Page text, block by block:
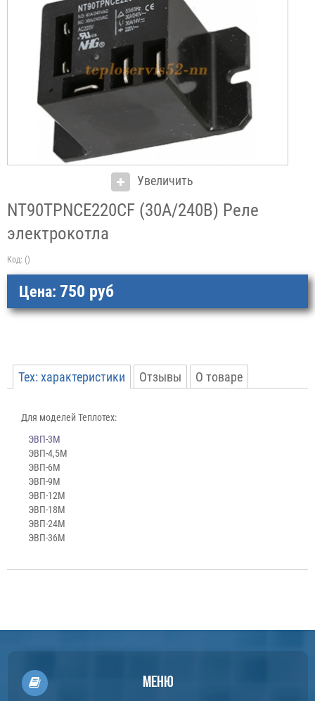
Увеличить
NТ90TPNCE220CF (30А/240В) Реле
электрокотла
Код: ()
Цена: 750 руб
Тех: характеристики Отзывы О товаре
Для моделей Теплотех:
ЭВП-3М
ЭВП-4,5М
ЭВП-6М
ЭВП-9М
ЭВП-12М
ЭВП-18М
ЭВП-24М
ЭВП-36М
Производитель:
Меню